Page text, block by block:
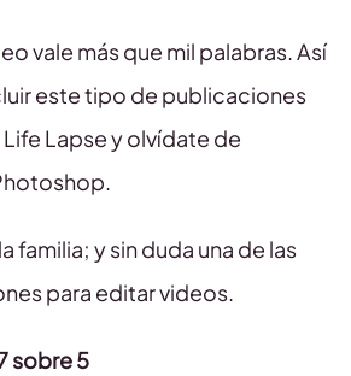
vale más que mil palabras. Así
este tipo de publicaciones
Lapse y olvídate de
familia; y sin duda una de las
para editar videos.
sobre 5